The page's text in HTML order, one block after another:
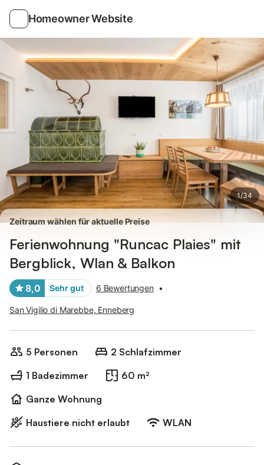
Homeowner Website
1/34
Bilder Ausstattung Bewertungen
Zeitraum wählen für aktuelle Preise
Ferienwohnung "Runcac Plaies" mit
Bergblick, Wlan & Balkon
8,0 Sehr gut 6 Bewertungen •
San Vigilio di Marebbe, Enneberg
5 Personen
2 Schlafzimmer
1 Badezimmer
60 m²
Ganze Wohnung
Haustiere nicht erlaubt
WLAN